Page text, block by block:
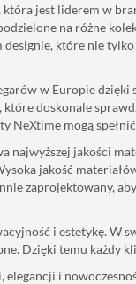
jest liderem w
na różne
które nie
w Europie
doskonale
NeXtime mogą
najwyższej jakości
jakość
zaprojektowany,
i estetykę.
Dzięki temu każdy
i